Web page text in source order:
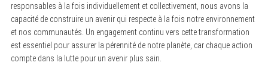
responsables à la fois individuellement et collectivement, nous avons la
capacité de construire un avenir qui respecte à la fois notre environnement
et nos communautés. Un engagement continu vers cette transformation
est essentiel pour assurer la pérennité de notre planète, car chaque action
compte dans la lutte pour un avenir plus sain.